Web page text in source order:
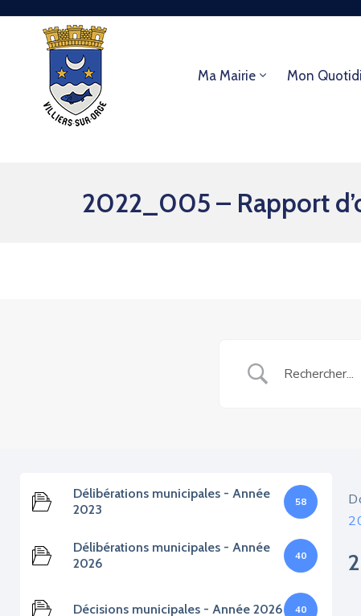
Ma Mairie Mon
2022_005 – Rapport
Délibérations municipales - Année
2023
58
Délibérations municipales - Année
2026
40
Décisions municipales - Année 2026 40